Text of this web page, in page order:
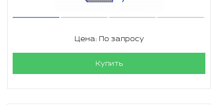
Цена: По запросу
Купить